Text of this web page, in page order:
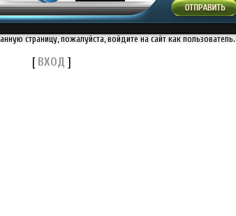
страницу, пожалуйста, войдите на сайт как пользователь.
[ВХОД ]